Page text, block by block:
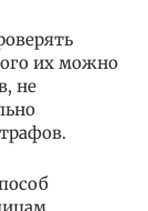
их можно
не